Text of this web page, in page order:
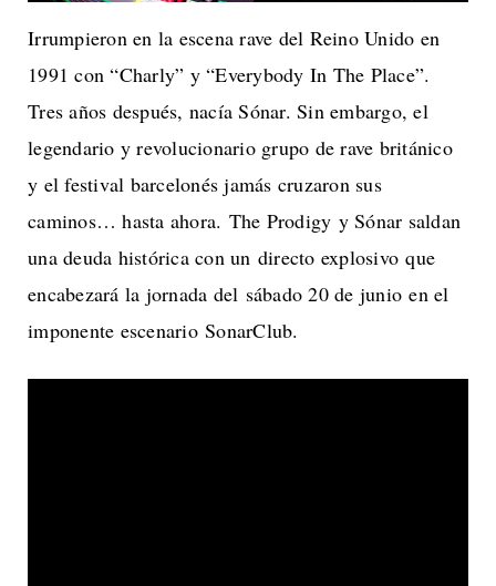
Irrumpieron en la escena rave del Reino Unido en
1991 con “Charly” y “Everybody In The Place”.
Tres años después, nacía Sónar. Sin embargo, el
legendario y revolucionario grupo de rave británico
y el festival barcelonés jamás cruzaron sus
caminos… hasta ahora. The Prodigy y Sónar saldan
una deuda histórica con un directo explosivo que
encabezará la jornada del sábado 20 de junio en el
imponente escenario SonarClub.